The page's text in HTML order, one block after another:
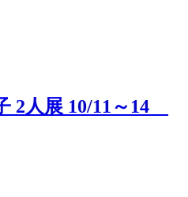
2人展 10/11～14